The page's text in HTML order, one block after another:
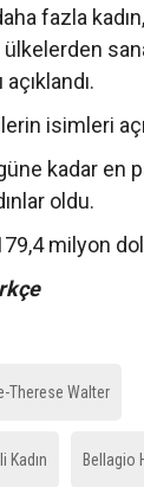
fazla kadın,
isimleri
kadar en
oldu.
milyon
Therese Walter
Kadın Bellagio